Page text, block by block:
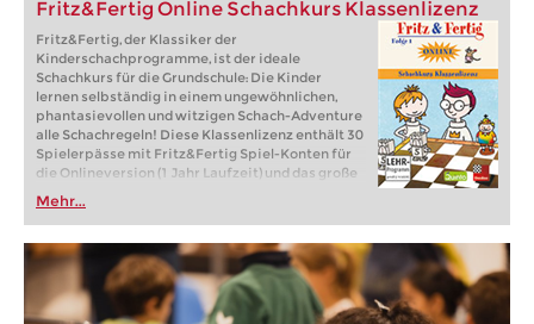
Fritz&Fertig Online Schachkurs Klassenlizenz
Fritz&Fertig, der Klassiker der
Kinderschachprogramme, ist der ideale
Schachkurs für die Grundschule: Die Kinder
lernen selbständig in einem ungewöhnlichen,
phantasievollen und witzigen Schach-Adventure
alle Schachregeln! Diese Klassenlizenz enthält 30
Spielerpässe mit Fritz&Fertig Spiel-Konten für
die Onlineversion (1 Jahr Laufzeit) und das große
Fritz&Fertig-Lehrer-Arbeitsbuch
Mehr...